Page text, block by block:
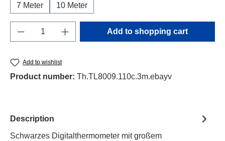
7 Meter
10 Meter
Product Quantity: Enter the desired
Add to shopping cart
Add to wishlist
Product number: Th.TL8009.110c.3m.ebayv
Description
Schwarzes Digitalthermometer mit großem